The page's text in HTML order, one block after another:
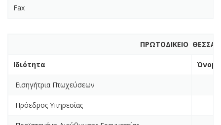
Fax
ΠΡΩΤΟΔΙΚΕΙΟ
Ιδιότητα Όνομα
Εισηγήτρια Πτωχεύσεων
Πρόεδρος Υπηρεσίας